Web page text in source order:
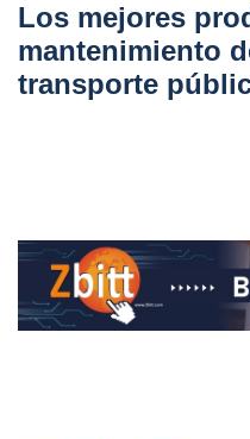
Los mejores
mantenimiento
transporte